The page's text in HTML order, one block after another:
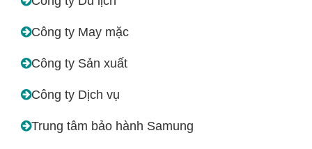
Công ty May mặc
Công ty Sản xuất
Công ty Dịch vụ
Trung tâm bảo hành Samung